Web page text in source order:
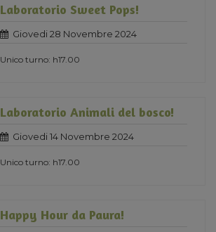
Laboratorio Sweet Pops!
Giovedi 28 Novembre 2024
Unico turno: h17.00
Laboratorio Animali del bosco!
Giovedi 14 Novembre 2024
Unico turno: h17.00
Happy Hour da Paura!